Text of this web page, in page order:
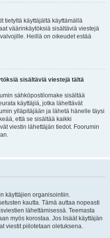
tietyltä käyttäjältä käyttämällä
väärinkäytöksiä sisältäviä viestejä
Heillä on oikeudet estää
sisältäviä viestejä tältä
sähköpostilomake sisältää
käyttäjiä, jotka lähettävät
ylläpitäjään ja lähetä hänelle täysi
että se sisältää kaikki
viestin lähettäjän tiedot. Foorumin
käyttäjien organisointiin.
kautta. Tämä auttaa nopeasti
lähettämisessä. Teemasta
myös korostaa. Jos lisäät käyttäjän
viestit piilotetaan oletuksena.